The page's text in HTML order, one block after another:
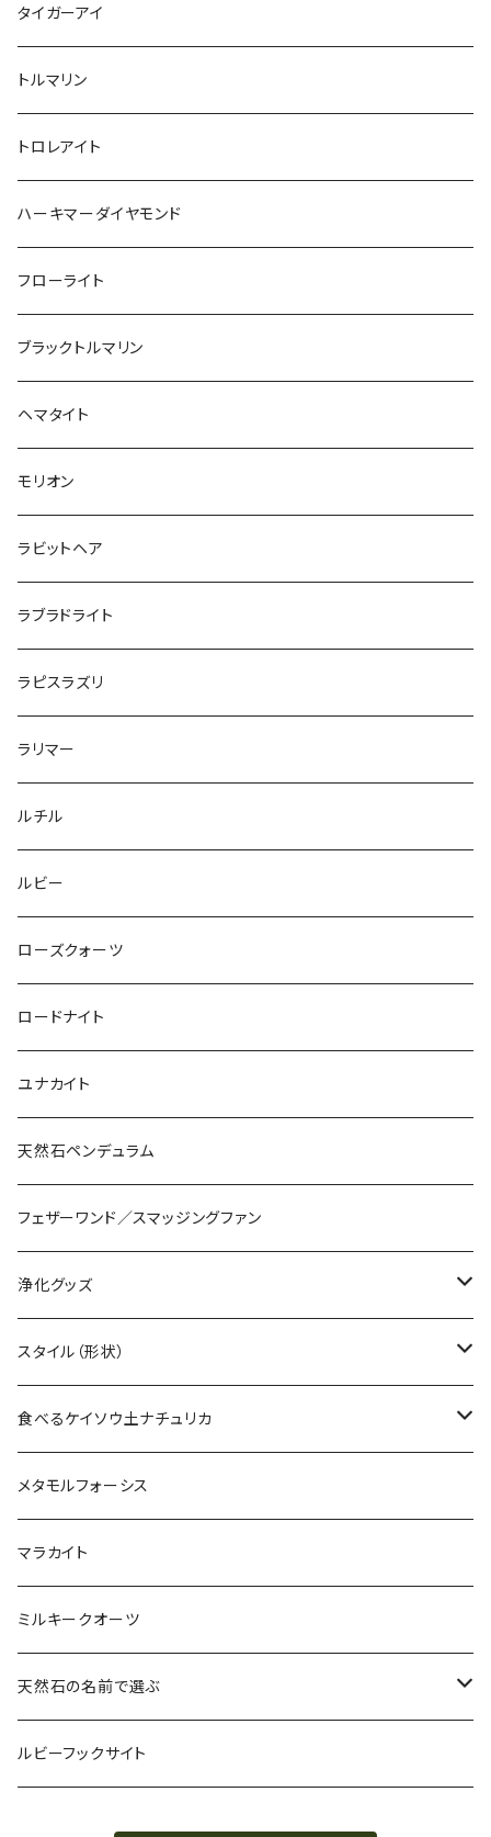
タイガーアイ
トルマリン
トロレアイト
ハーキマーダイヤモンド
フローライト
ブラックトルマリン
ヘマタイト
モリオン
ラビットヘア
ラブラドライト
ラピスラズリ
ラリマー
ルチル
ルビー
ローズクォーツ
ロードナイト
ユナカイト
天然石ペンデュラム
フェザーワンド／スマッジングファン
浄化グッズ
ホワイトセージ
パロサント
フランキンセンス
ミルラ
塩
スタイル（形状）
原石
ぺブル
ラフカット
ブリオレットカット
ルース
タンブル
食べるケイソウ土ナチュリカ
ナチュリカグルデンフリークッキー
ナチュリカデンタルペースト
メタモルフォーシス
マラカイト
ミルキークオーツ
天然石の名前で選ぶ
アクアマリン
ルビーフックサイト